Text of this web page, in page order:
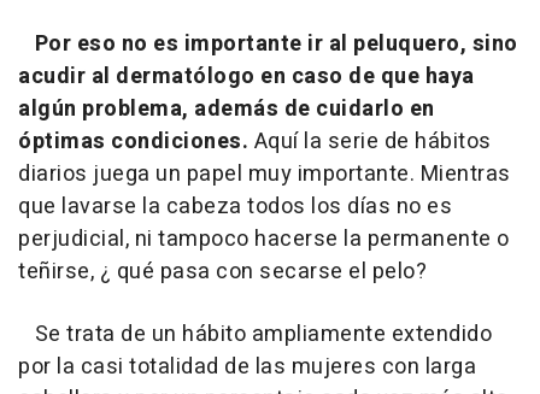
Por eso no es importante ir al peluquero, sino
acudir al dermatólogo en caso de que haya
algún problema, además de cuidarlo en
óptimas condiciones. Aquí la serie de hábitos
diarios juega un papel muy importante. Mientras
que lavarse la cabeza todos los días no es
perjudicial, ni tampoco hacerse la permanente o
teñirse, ¿ qué pasa con secarse el pelo?
Se trata de un hábito ampliamente extendido
por la casi totalidad de las mujeres con larga